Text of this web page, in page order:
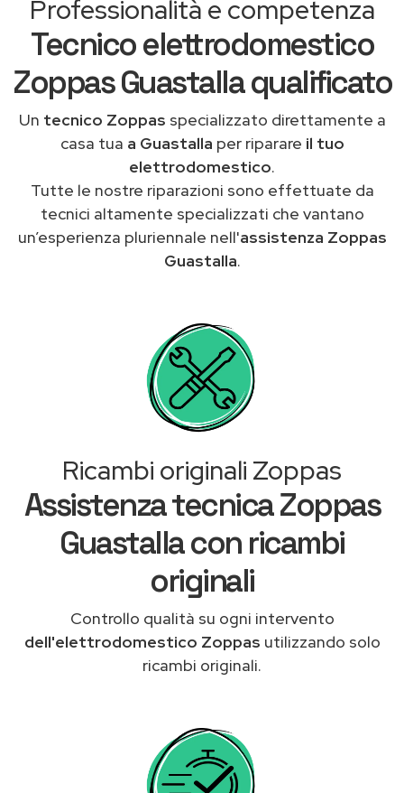
Professionalità e competenza
Tecnico elettrodomestico
Zoppas Guastalla qualificato
Un tecnico Zoppas specializzato direttamente a
casa tua a Guastalla per riparare il tuo
elettrodomestico.
Tutte le nostre riparazioni sono effettuate da
tecnici altamente specializzati che vantano
un’esperienza pluriennale nell'assistenza Zoppas
Guastalla.
Ricambi originali Zoppas
Assistenza tecnica Zoppas
Guastalla con ricambi
originali
Controllo qualità su ogni intervento
dell'elettrodomestico Zoppas utilizzando solo
ricambi originali.